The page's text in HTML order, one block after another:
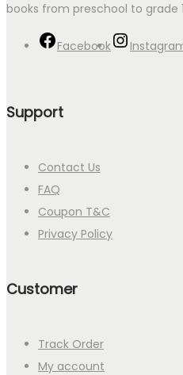
books from preschool to grade
Facebook
Support
Contact Us
FAQ
Coupon T&C
Privacy Policy
Customer
Track Order
My account